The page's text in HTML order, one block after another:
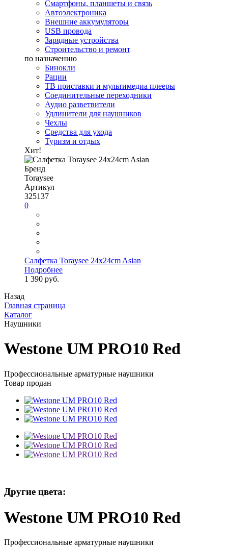
Смартфоны, планшеты и связь
Автоэлектроника
Внешние аккумуляторы
USB провода
Зарядные устройства
Строительство и ремонт
по назначению
Бинокли
Рации
ТВ приставки и мультимедиа плееры
Соединительные переходники
Аудио разветвители
Удлинители для наушников
Чехлы
Средства для ухода
Туризм и отдых
Хит!
Бренд
Toraysee
Артикул
325137
0
Салфетка Toraysee 24x24cm Asian
Подробнее
1 390 руб.
Назад
Главная страница
Каталог
Наушники
Westone UM PRO10 Red
Профессиональные арматурные наушники
Товар продан
Другие цвета:
Westone UM PRO10 Red
Профессиональные арматурные наушники